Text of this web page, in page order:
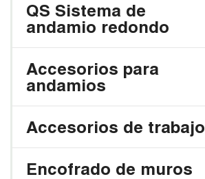
QS Sistema de
andamio redondo
Accesorios para
andamios
Accesorios de trabajo
Encofrado de muros